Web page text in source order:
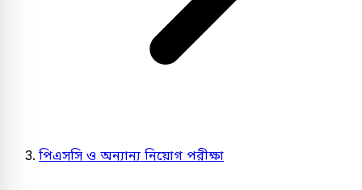
পিএসসি ও অন্যান্য নিয়োগ পরীক্ষা